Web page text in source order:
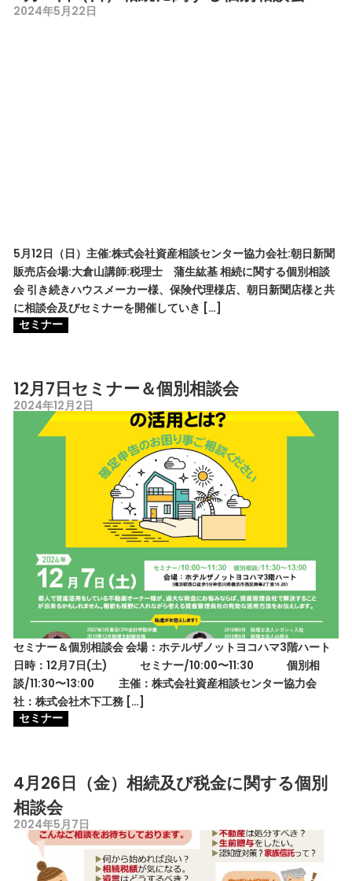
2024年5月22日
5月12日（日）主催:株式会社資産相談センター協力会社:朝日新聞
販売店会場:大倉山講師:税理士 蒲生紘基 相続に関する個別相談
会 引き続きハウスメーカー様、保険代理様店、朝日新聞店様と共
に相談会及びセミナーを開催していき […]
セミナー
12月7日セミナー＆個別相談会
2024年12月2日
セミナー＆個別相談会 会場：ホテルザノットヨコハマ3階ハート
日時：12月7日(土) セミナー/10:00〜11:30 個別相
談/11:30〜13:00 主催：株式会社資産相談センター協力会
社：株式会社木下工務 […]
セミナー
4月26日（金）相続及び税金に関する個別
相談会
2024年5月7日